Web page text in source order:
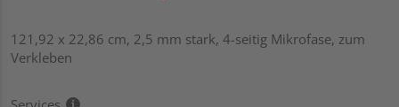
121,92 x 22,86 cm, 2,5 mm stark, 4-seitig Mikrofase, zum
Verkleben